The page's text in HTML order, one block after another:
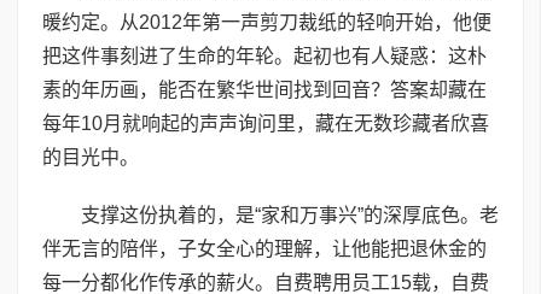
暖约定。从2012年第一声剪刀裁纸的轻响开始，他便
把这件事刻进了生命的年轮。起初也有人疑惑：这朴
素的年历画，能否在繁华世间找到回音？答案却藏在
每年10月就响起的声声询问里，藏在无数珍藏者欣喜
的目光中。
支撑这份执着的，是“家和万事兴”的深厚底色。老
伴无言的陪伴，子女全心的理解，让他能把退休金的
每一分都化作传承的薪火。自费聘用员工15载，自费